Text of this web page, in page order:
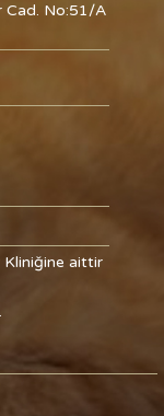
Cad. No:51/A
Kliniğine aittir